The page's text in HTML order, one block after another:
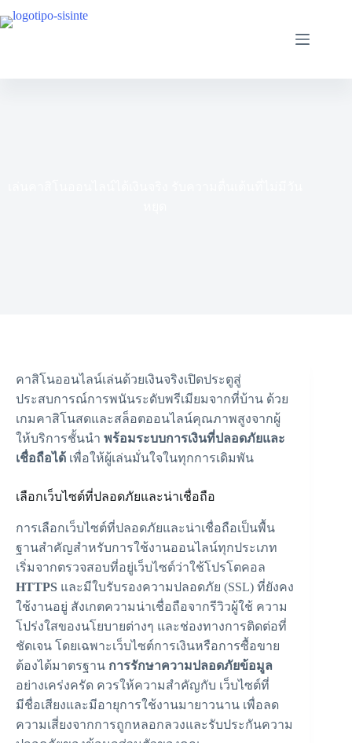
al
คาสิโนออนไลน์เล่นด้วยเงินจริงเปิดประตูสู่
ประสบการณ์การพนันระดับพรีเมียมจากที่บ้าน ด้วย
เกมคาสิโนสดและสล็อตออนไลน์คุณภาพสูงจากผู้
ให้บริการชั้นนำ พร้อมระบบการเงินที่ปลอดภัยและ
เชื่อถือได้ เพื่อให้ผู้เล่นมั่นใจในทุกการเดิมพัน
เลือกเว็บไซต์ที่ปลอดภัยและน่าเชื่อถือ
การเลือกเว็บไซต์ที่ปลอดภัยและน่าเชื่อถือเป็นพื้น
ฐานสำคัญสำหรับการใช้งานออนไลน์ทุกประเภท
เริ่มจากตรวจสอบที่อยู่เว็บไซต์ว่าใช้โปรโตคอล
HTTPS และมีใบรับรองความปลอดภัย (SSL) ที่ยังคง
ใช้งานอยู่ สังเกตความน่าเชื่อถือจากรีวิวผู้ใช้ ความ
โปร่งใสของนโยบายต่างๆ และช่องทางการติดต่อที่
ชัดเจน โดยเฉพาะเว็บไซต์การเงินหรือการซื้อขาย
ต้องได้มาตรฐาน การรักษาความปลอดภัยข้อมูล
อย่างเคร่งครัด ควรให้ความสำคัญกับ เว็บไซต์ที่
มีชื่อเสียงและมีอายุการใช้งานมายาวนาน เพื่อลด
ความเสี่ยงจากการถูกหลอกลวงและรับประกันความ